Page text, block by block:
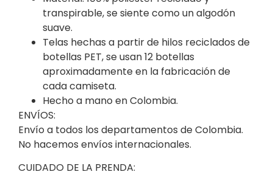
transpirable, se siente como un algodón
suave.
Telas hechas a partir de hilos reciclados de
botellas PET, se usan 12 botellas
aproximadamente en la fabricación de
cada camiseta.
Hecho a mano en Colombia.
ENVÍOS:
Envío a todos los departamentos de Colombia.
No hacemos envíos internacionales.
CUIDADO DE LA PRENDA: